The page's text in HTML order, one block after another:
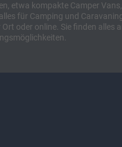
etwa kompakte Camper
für Camping und
oder online. Sie finden alles